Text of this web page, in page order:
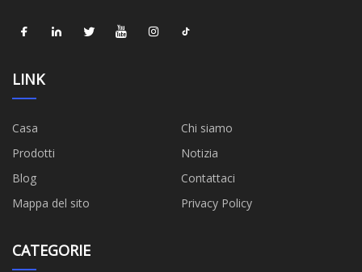
LINK
Casa
Chi siamo
Prodotti
Notizia
Blog
Contattaci
Mappa del sito
Privacy Policy
CATEGORIE